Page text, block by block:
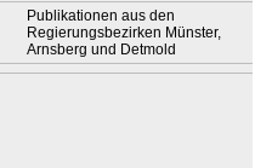
Publikationen aus den
Regierungsbezirken Münster,
Arnsberg und Detmold